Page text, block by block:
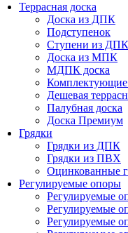
Террасная доска
Доска из ДПК
Подступенок
Ступени из ДПК
Доска из МПК
МДПК доска
Комплектующие
Дешевая
Палубная доска
Доска Премиум
Грядки
Грядки из ДПК
Грядки из ПВХ
Оцинкованные
Регулируемые опоры
Регулируемые
Регулируемые
Регулируемые